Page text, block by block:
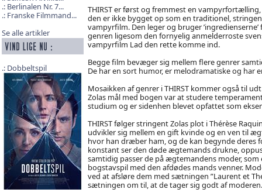
Berlinalen Nr. 7...
Franske Filmmand...
Se alle artikler
Dobbeltspil
THIRST er først og fremmest en
den er ikke bygget op som en traditionel,
vampyrfilm. Den leger og bruger ’ingredienserne’
genren ligesom den fornyelig anmelderroste
vampyrfilm Lad den rette komme ind.
Begge film bevæger sig mellem flere genrer
De har en sort humor, er melodramatiske og
Mosaikken af genrer i THIRST kommer også til
Zolas mål med bogen var at studere
studium og er sidenhen blevet opfattet som
THIRST følger stringent Zolas plot i Thérèse
udvikler sig mellem en gift kvinde og en ven til
hvor han dræber ham, og de kan begynde deres
konstant ser den døde ægtemands drukne,
samtidig passer de på ægtemandens moder,
bogstavspil med den afdødes mands venner.
ved at afsløre dem med sætningen ”Laurent et
sætningen om til, at de tager sig godt af moderen.